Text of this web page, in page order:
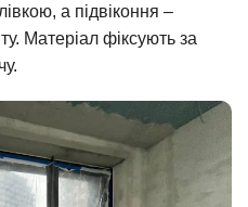
а підвіконня –
Матеріал фіксують за